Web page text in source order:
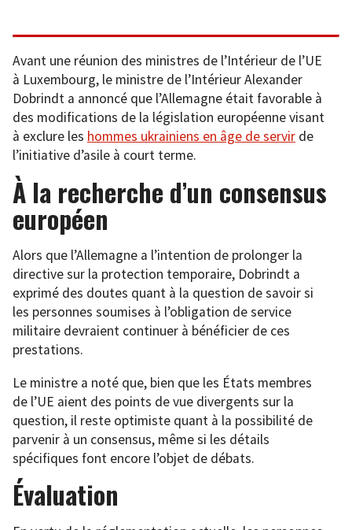
Avant une réunion des ministres de l’Intérieur de l’UE
à Luxembourg, le ministre de l’Intérieur Alexander
Dobrindt a annoncé que l’Allemagne était favorable à
des modifications de la législation européenne visant
à exclure les hommes ukrainiens en âge de servir de
l’initiative d’asile à court terme.
À la recherche d’un consensus
européen
Alors que l’Allemagne a l’intention de prolonger la
directive sur la protection temporaire, Dobrindt a
exprimé des doutes quant à la question de savoir si
les personnes soumises à l’obligation de service
militaire devraient continuer à bénéficier de ces
prestations.
Le ministre a noté que, bien que les États membres
de l’UE aient des points de vue divergents sur la
question, il reste optimiste quant à la possibilité de
parvenir à un consensus, même si les détails
spécifiques font encore l’objet de débats.
Évaluation